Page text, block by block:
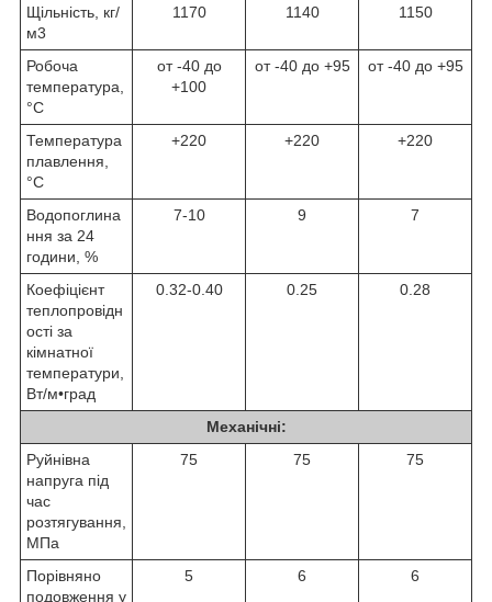
Щільність, кг/
м3
1170 1140 1150
Робоча
температура,
°С
от -40 до
+100
от -40 до +95 от -40 до +95
Температура
плавлення,
°C
+220 +220 +220
Водопоглина
ння за 24
години, %
7-10 9 7
Коефіцієнт
теплопровідн
ості за
кімнатної
температури,
Вт/м•град
0.32-0.40 0.25 0.28
Механічні:
Руйнівна
напруга під
час
розтягування,
МПа
75 75 75
Порівняно
подовження у
5 6 6